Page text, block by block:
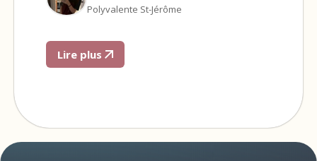
Polyvalente St-Jérôme
Lire plus